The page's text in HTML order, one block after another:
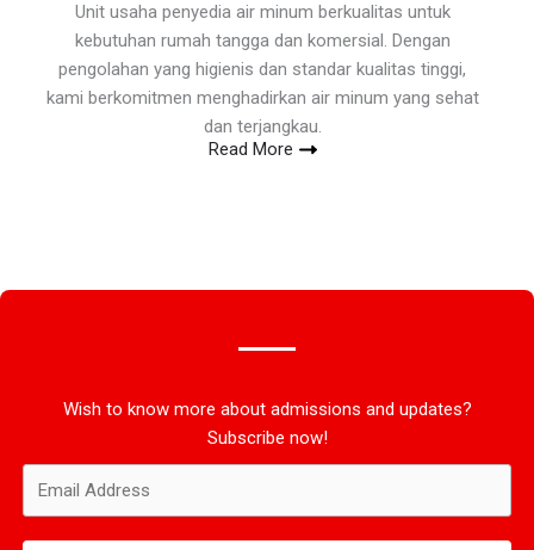
Unit usaha penyedia air minum berkualitas untuk
kebutuhan rumah tangga dan komersial. Dengan
pengolahan yang higienis dan standar kualitas tinggi,
kami berkomitmen menghadirkan air minum yang sehat
dan terjangkau.
Read More
Wish to know more about admissions and updates?
Subscribe now!